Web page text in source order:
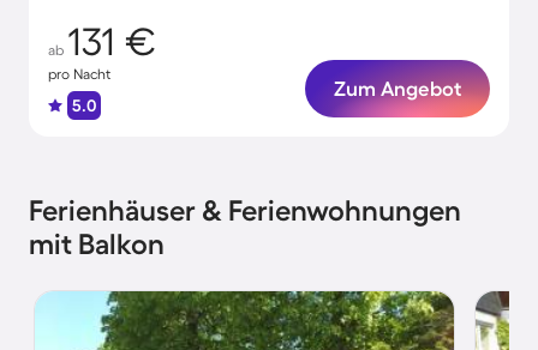
ab 131 €
pro Nacht
5.0
Zum Angebot
Ferienhäuser & Ferienwohnungen
mit Balkon